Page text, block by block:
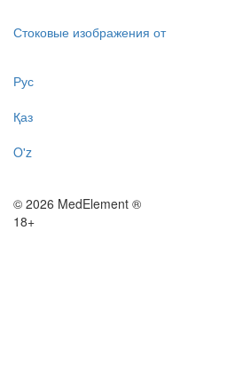
Стоковые изображения от
Рус
Қаз
O'z
© 2026 MedElement ®
18+